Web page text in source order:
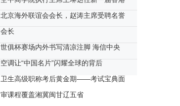
北京海外联谊会会长，赵涛主席受聘名誉
会长
世俱杯赛场内外书写清凉注脚 海信中央
空调让“中国名片”闪耀全球的背后
卫生高级职称考后黄金期——考试宝典面
审课程覆盖湘冀闽甘辽五省